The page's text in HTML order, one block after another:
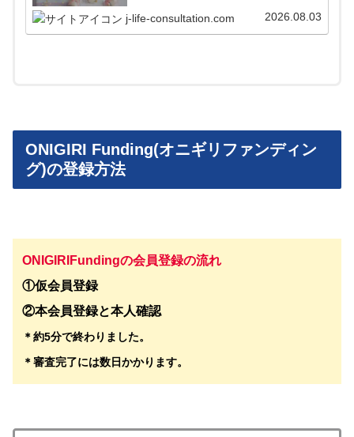
案件に簡単に投資できるファンド情報自動更新ツー
ルも紹介しています。
j-life-consultation.com 2026.08.03
ONIGIRI Funding(オニギリファンディン
グ)の登録方法
ONIGIRIFundingの会員登録の流れ
①仮会員登録
②本会員登録と本人確認
＊約5分で終わりました。
＊審査完了には数日かかります。